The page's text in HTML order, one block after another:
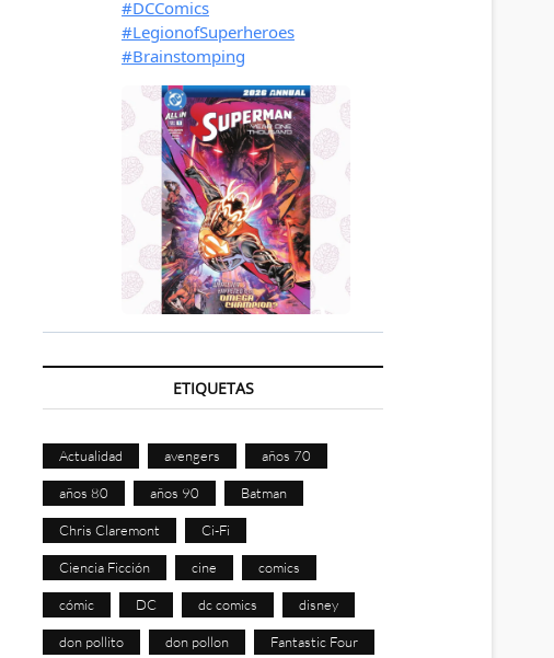
ETIQUETAS
Actualidad avengers años 70
años 80 años 90 Batman
Chris Claremont Ci-Fi
Ciencia Ficción cine comics
cómic DC dc comics disney
don pollito don pollon Fantastic Four